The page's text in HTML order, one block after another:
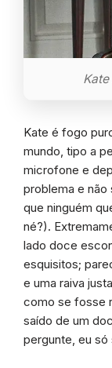
Kate é fogo
mundo, tipo a
microfone e
problema e não
que ninguém
né?).
lado doce
esquisitos;
e uma raiva
como se fosse
saído de um
pergunte, eu só